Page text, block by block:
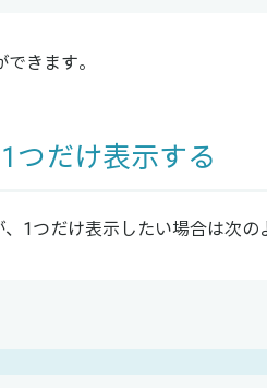
きます。
つだけ表示する
1つだけ表示したい場合は次の